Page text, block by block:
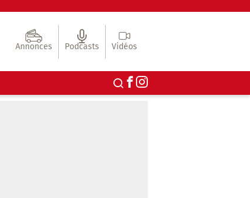
Annonces Podcasts Vidéos